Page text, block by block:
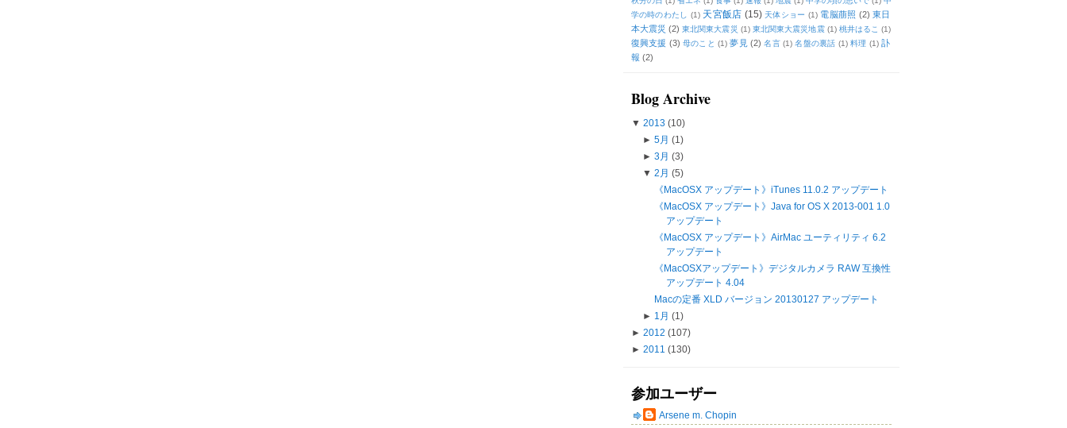
学の時のわたし
(1) 天宮飯店 (15) 天体ショー (1) 電脳萠照 (2) 東日
本大震災 (2) 東北関東大震災 (1) 東北関東大震災地震 (1) 桃井はるこ (1)
復興支援 (3) 母のこと (1) 夢見 (2) 名言 (1) 名盤の裏話 (1) 料理 (1) 訃
報 (2)
Blog Archive
▼ 2013 (10)
► 5月 (1)
► 3月 (3)
▼ 2月 (5)
《MacOSX アップデート》iTunes 11.0.2 アップデート
《MacOSX アップデート》Java for OS X 2013-001 1.0
アップデート
《MacOSX アップデート》AirMac ユーティリティ 6.2
アップデート
《MacOSXアップデート》デジタルカメラ RAW 互換性
アップデート 4.04
Macの定番 XLD バージョン 20130127 アップデート
► 1月 (1)
► 2012 (107)
► 2011 (130)
参加ユーザー
Arsene m. Chopin